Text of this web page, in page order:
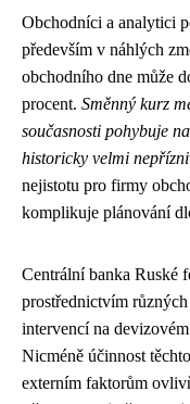
Obchodníci a analytici
především v náhlých
obchodního dne může
procent. Směnný kurz
současnosti pohybuje
historicky velmi
nejistotu pro firmy
komplikuje plánování
Centrální banka Ruské
prostřednictvím
intervencí na
Nicméně účinnost
externím faktorům